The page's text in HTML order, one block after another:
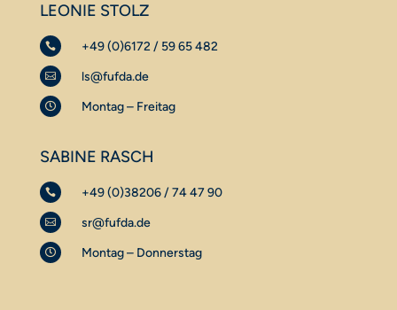
LEONIE STOLZ
 +49 (0)6172 / 59 65 482
 ls@fufda.de
 Montag – Freitag
SABINE RASCH
 +49 (0)38206 / 74 47 90
 sr@fufda.de
 Montag – Donnerstag